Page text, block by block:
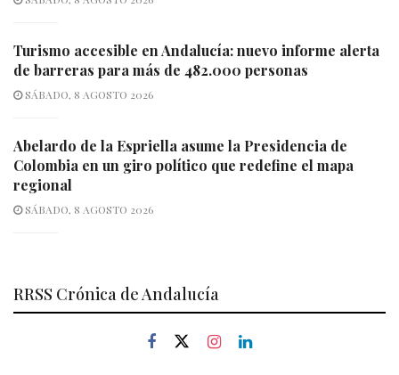
Turismo accesible en Andalucía: nuevo informe alerta
de barreras para más de 482.000 personas
SÁBADO, 8 AGOSTO 2026
Abelardo de la Espriella asume la Presidencia de
Colombia en un giro político que redefine el mapa
regional
SÁBADO, 8 AGOSTO 2026
RRSS Crónica de Andalucía